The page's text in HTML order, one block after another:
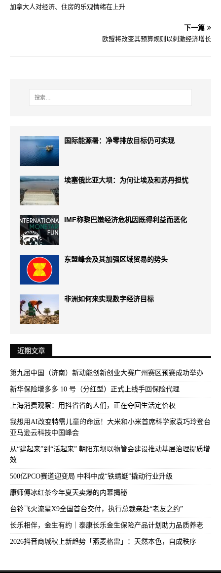
加拿大人对经济、住房的乐观情绪在上升
下一篇
欧盟将改变其预算规则以刺激经济增长
国际能源署：净零排放目标仍可实现
埃塞俄比亚大坝：为何让埃及和苏丹担忧
IMF称黎巴嫩经济危机因既得利益而恶化
东盟峰会及其加强区域贸易的势头
非洲如何来实现数字经济目标
近期文章
第九届中国（济南）新动能创新创业大赛广州赛区预赛成功举办
新华保险增多多 10 号（分红型）正式上线手回保险代理
上海消费观察：用抖省省的人们，正在夺回生活定价权
我想用AI改变特需儿童的命运！大米和小米首席科学家袁巧玲登台
亚马逊云科技中国峰会
从“建起来”到“活起来” 朝阳东坝以物管会建设推动基层治理提质增
效
500亿PCO赛道迎变局 中科中成“铁蜻蜓”撬动行业升级
康师傅冰红茶今年夏天卖爆的内幕揭秘
台铃飞火流星X9全国首台交付，执行总裁亲赴“老友之约”
长乐相伴，金生有约｜泰康长乐金生保险产品计划助力品质养老
2026抖音商城秋上新趋势「燕麦格雷」：天然本色，自成秩序